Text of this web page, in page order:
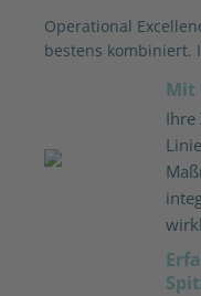
Operational
bestens kombiniert.
Mit
Ihre